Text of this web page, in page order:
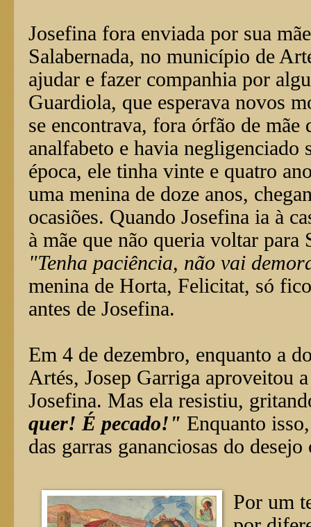
Josefina fora enviada por sua
Salabernada, no município de
ajudar e fazer companhia por
Guardiola, que esperava novos
se encontrava, fora órfão de mãe
analfabeto e havia negligenciado
época, ele tinha vinte e quatro
uma menina de doze anos,
ocasiões. Quando Josefina ia à
à mãe que não queria voltar para
"Tenha paciência, não vai
menina de Horta, Felicitat, só
antes de Josefina.
Em 4 de dezembro, enquanto a
Artés, Josep Garriga aproveitou
Josefina. Mas ela resistiu,
quer! É pecado!" Enquanto
das garras gananciosas do desejo
Por um